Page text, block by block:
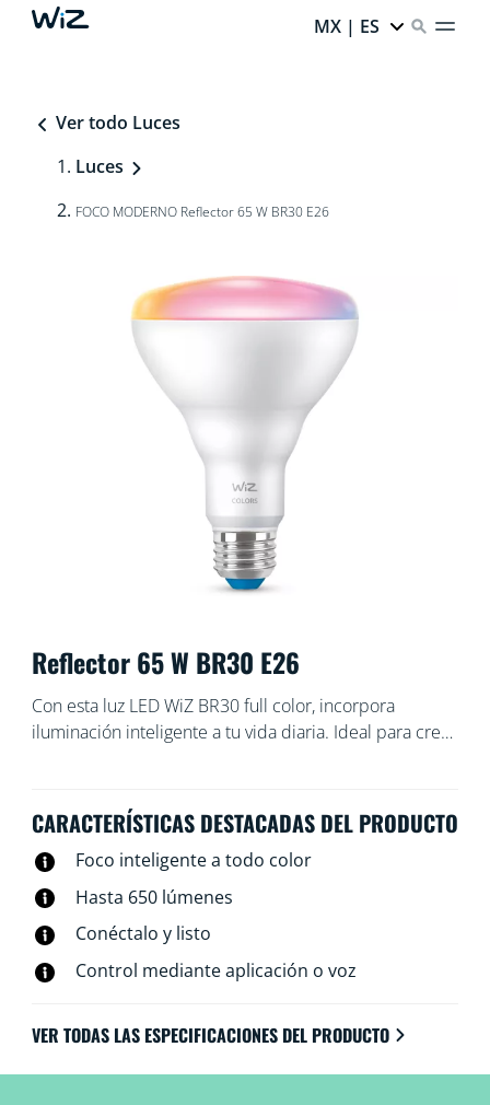
MX | ES
Ver todo Luces
Luces
FOCO MODERNO Reflector 65 W BR30 E26
Reflector 65 W BR30 E26
Con esta luz LED WiZ BR30 full color, incorpora
iluminación inteligente a tu vida diaria. Ideal para crear
cálida o fría, o bien entre 16 millones de colores.
Puedes programar las luces para que se enciendan o
se apaguen según tus rutinas diarias o semanales,
controlarlas con tu teléfono inteligente o comandos de
voz, e incluso puedes tener acceso a tu iluminación
cuando no estás en casa. Las luces WiZ se conectan a
la red Wi-Fi existente, sin necesidad de otro hardware.
CARACTERÍSTICAS DESTACADAS DEL PRODUCTO
Foco inteligente a todo color
Hasta 650 lúmenes
Conéctalo y listo
Control mediante aplicación o voz
VER TODAS LAS ESPECIFICACIONES DEL PRODUCTO